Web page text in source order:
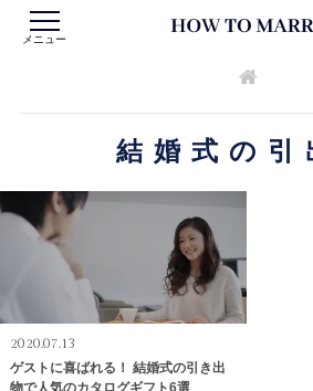
メニュー
結婚式の引
2020.07.13
ゲストに喜ばれる！ 結婚式の引き出
物で人気のカタログギフト6選